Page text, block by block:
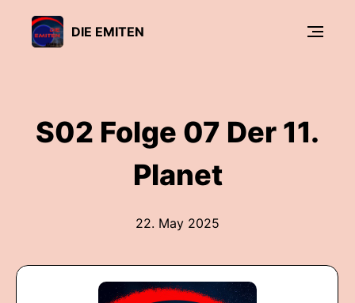
DIE EMITEN
S02 Folge 07 Der 11.
Planet
22. May 2025